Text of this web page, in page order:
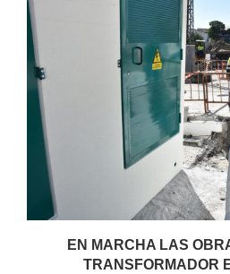
EN MARCHA LAS
TRANSFORMADOR